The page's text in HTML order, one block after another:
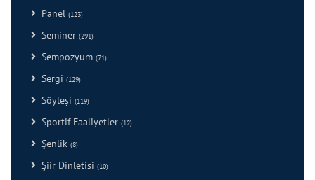
Panel (123)
Seminer (291)
Sempozyum (71)
Sergi (129)
Söyleşi (119)
Sportif Faaliyetler (12)
Şenlik (8)
Şiir Dinletisi (10)